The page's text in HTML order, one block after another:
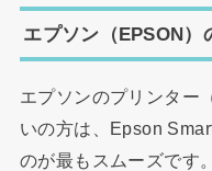
エプソン（EPSON）
エプソンのプリンター
いの方は、Epson
のが最もスムーズです。